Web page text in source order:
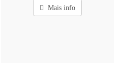
Mais info